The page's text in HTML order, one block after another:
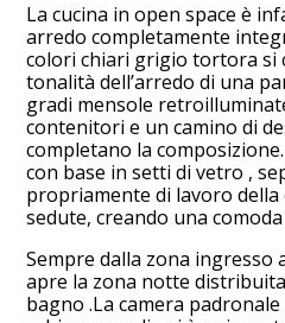
HOME
STUDIO
SERVIZI
La cucina in open space è
arredo completamente
colori chiari grigio tortora si
tonalità dell’arredo di una
gradi mensole
contenitori e un camino di
completano la
con base in setti di vetro ,
propriamente di lavoro della
sedute, creando una
Sempre dalla zona ingresso
apre la zona notte
bagno .La camera